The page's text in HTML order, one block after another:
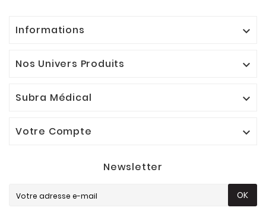
Informations 
Nos Univers Produits 
Subra Médical 
Votre Compte 
Newsletter
OK